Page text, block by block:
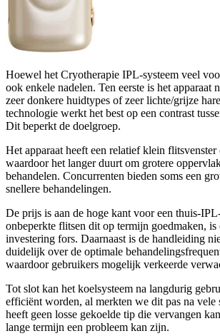
Hoewel het Cryotherapie IPL-systeem veel
ook enkele nadelen. Ten eerste is het apparaat
zeer donkere huidtypes of zeer lichte/grijze
technologie werkt het best op een contrast
Dit beperkt de doelgroep.
Het apparaat heeft een relatief klein flitsvenster
waardoor het langer duurt om grotere
behandelen. Concurrenten bieden soms een
snellere behandelingen.
De prijs is aan de hoge kant voor een thuis-
onbeperkte flitsen dit op termijn goedmaken, is
investering fors. Daarnaast is de handleiding
duidelijk over de optimale
waardoor gebruikers mogelijk verkeerde
Tot slot kan het koelsysteem na langdurig
efficiënt worden, al merkten we dit pas na vele
heeft geen losse gekoelde tip die vervangen
lange termijn een probleem kan zijn.